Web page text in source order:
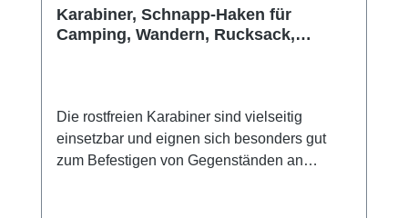
Karabiner, Schnapp-Haken für
Camping, Wandern, Rucksack,
Die rostfreien Karabiner sind vielseitig
einsetzbar und eignen sich besonders gut
zum Befestigen von Gegenständen an